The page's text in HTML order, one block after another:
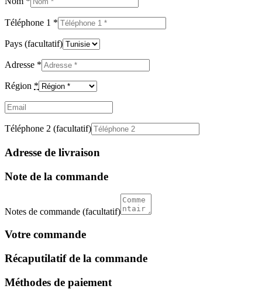
Téléphone 1 *
Pays (facultatif)
Adresse *
Région *
Email
Téléphone 2 (facultatif)
Adresse de livraison
Note de la commande
Notes de commande (facultatif)
Votre commande
Récaputilatif de la commande
Méthodes de paiement